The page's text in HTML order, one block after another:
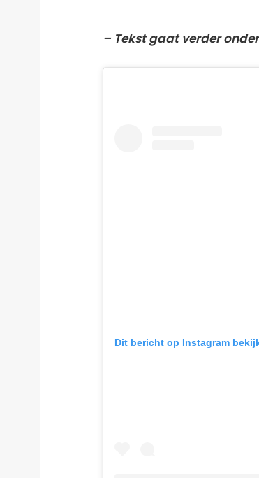
– Tekst gaat verder
Dit bericht op Instagram